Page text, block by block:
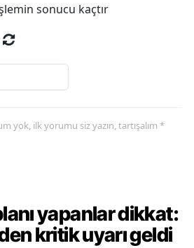
sonucu kaçtır
yok, ilk yorumu siz yazın, tartışalım *
yapanlar dikkat:
kritik uyarı geldi